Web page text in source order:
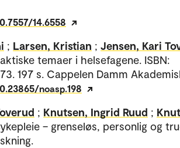
14.6558
; Larsen, Kristian ; Jensen, Kari
temaer i helsefagene. ISBN:
197 s. Cappelen Damm
noasp.198
; Knutsen, Ingrid Ruud ;
– grenseløs, personlig og